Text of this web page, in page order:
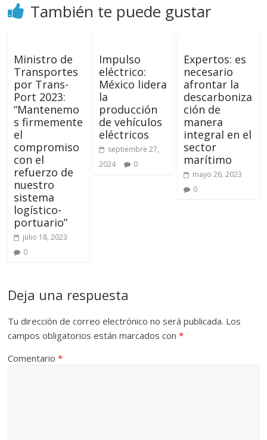
También te puede gustar
Ministro de
Transportes
por Trans-
Port 2023:
“Mantenemo
s firmemente
el
compromiso
con el
refuerzo de
nuestro
sistema
logístico-
portuario”
julio 18, 2023
0
Impulso
eléctrico:
México lidera
la
producción
de vehículos
eléctricos
septiembre 27,
2024
0
Expertos: es
necesario
afrontar la
descarboniza
ción de
manera
integral en el
sector
marítimo
mayo 26, 2023
0
Deja una respuesta
Tu dirección de correo electrónico no será publicada. Los
campos obligatorios están marcados con*
Comentario*